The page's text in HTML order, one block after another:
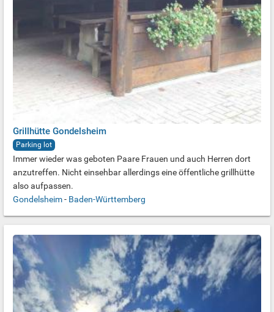
Grillhütte Gondelsheim
Parking lot
Immer wieder was geboten Paare Frauen und auch Herren dort
anzutreffen. Nicht einsehbar allerdings eine öffentliche grillhütte
also aufpassen.
Gondelsheim- Baden-Württemberg